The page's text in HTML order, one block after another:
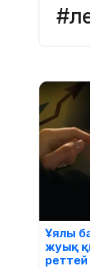
Ұялы
жуық